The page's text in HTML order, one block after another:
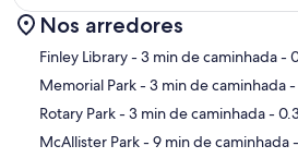
Mapa
Nos arredores
Finley Library- 3 min de caminhada-
Memorial Park- 3 min de caminhada-
Rotary Park- 3 min de caminhada-
McAllister Park- 9 min de caminhada